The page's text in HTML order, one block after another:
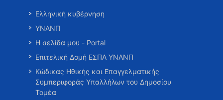
Ελληνική κυβέρνηση
ΥΝΑΝΠ
Η σελίδα μου - Portal
Επιτελική Δομή ΕΣΠΑ ΥΝΑΝΠ
Κώδικας Ηθικής και Επαγγελματικής
Συμπεριφοράς Υπαλλήλων του Δημοσίου
Τομέα